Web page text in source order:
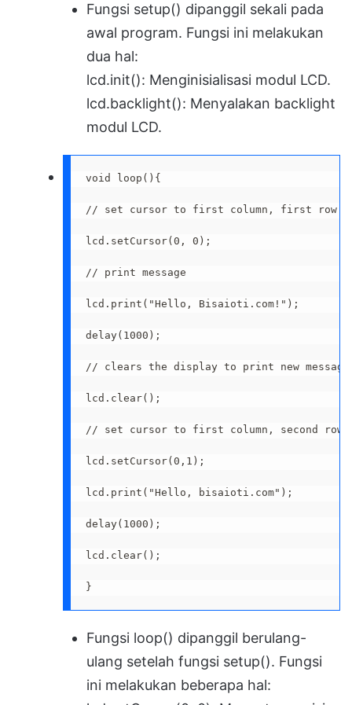
Fungsi setup() dipanggil sekali pada
awal program. Fungsi ini melakukan
dua hal:
lcd.init(): Menginisialisasi modul LCD.
lcd.backlight(): Menyalakan backlight
modul LCD.
void loop(){
// set cursor to first column, first row
lcd.setCursor(0, 0);
// print message
lcd.print("Hello, Bisaioti.com!");
delay(1000);
// clears the display to print new message
lcd.clear();
// set cursor to first column, second row
lcd.setCursor(0,1);
lcd.print("Hello, bisaioti.com");
delay(1000);
lcd.clear();
}
Fungsi loop() dipanggil berulang-
ulang setelah fungsi setup(). Fungsi
ini melakukan beberapa hal: